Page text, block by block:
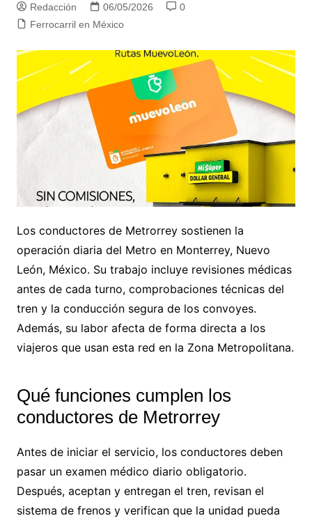
Redacción 06/05/2026
0
Ferrocarril en México
Los conductores de Metrorrey sostienen la
operación diaria del Metro en Monterrey, Nuevo
León, México. Su trabajo incluye revisiones médicas
antes de cada turno, comprobaciones técnicas del
tren y la conducción segura de los convoyes.
Además, su labor afecta de forma directa a los
viajeros que usan esta red en la Zona Metropolitana.
Qué funciones cumplen los
conductores de Metrorrey
Antes de iniciar el servicio, los conductores deben
pasar un examen médico diario obligatorio.
Después, aceptan y entregan el tren, revisan el
sistema de frenos y verifican que la unidad pueda